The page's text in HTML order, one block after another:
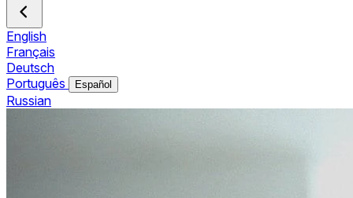
English
Français
Deutsch
Português
Español
Russian